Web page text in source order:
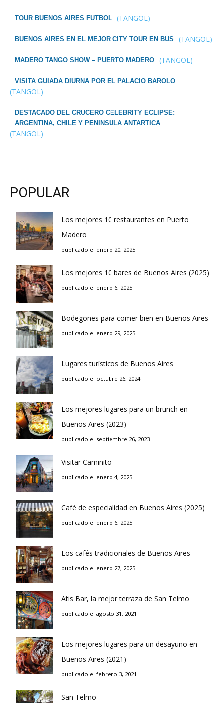
TOUR BUENOS AIRES FUTBOL (TANGOL)
BUENOS AIRES EN EL MEJOR CITY TOUR EN BUS (TANGOL)
MADERO TANGO SHOW – PUERTO MADERO (TANGOL)
VISITA GUIADA DIURNA POR EL PALACIO BAROLO
(TANGOL)
DESTACADO DEL CRUCERO CELEBRITY ECLIPSE:
ARGENTINA, CHILE Y PENINSULA ANTARTICA
(TANGOL)
POPULAR
Los mejores 10 restaurantes en Puerto
Madero
publicado el enero 20, 2025
Los mejores 10 bares de Buenos Aires (2025)
publicado el enero 6, 2025
Bodegones para comer bien en Buenos Aires
publicado el enero 29, 2025
Lugares turísticos de Buenos Aires
publicado el octubre 26, 2024
Los mejores lugares para un brunch en
Buenos Aires (2023)
publicado el septiembre 26, 2023
Visitar Caminito
publicado el enero 4, 2025
Café de especialidad en Buenos Aires (2025)
publicado el enero 6, 2025
Los cafés tradicionales de Buenos Aires
publicado el enero 27, 2025
Atis Bar, la mejor terraza de San Telmo
publicado el agosto 31, 2021
Los mejores lugares para un desayuno en
Buenos Aires (2021)
publicado el febrero 3, 2021
San Telmo